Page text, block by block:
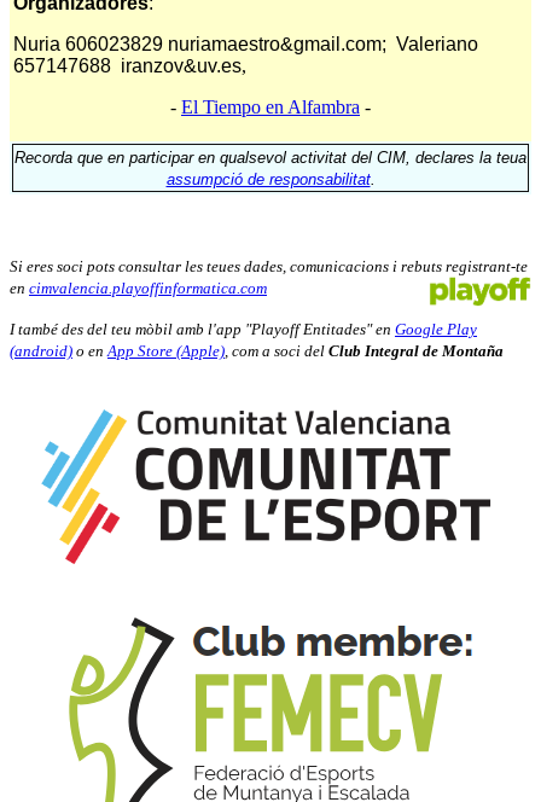
Nuria 606023829 nuriamaestro&gmail.com; Valeriano
657147688 iranzov&uv.es,
- El Tiempo en Alfambra -
Recorda que en participar en qualsevol activitat del CIM, declares la teua
assumpció de responsabilitat.
Si eres soci pots consultar les teues dades, comunicacions i rebuts registrant-te
en cimvalencia.playoffinformatica.com
I també des del teu mòbil amb l'app "Playoff Entitades" en Google Play
(android) o en App Store (Apple) , com a soci del Club Integral de Montaña